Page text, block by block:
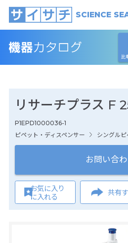
SCIENCE
比
リサーチプラス F
P1EPD1000036-1
ピペット・ディスペンサー
シングル
お問い合
お気に入り
に入れる
共有